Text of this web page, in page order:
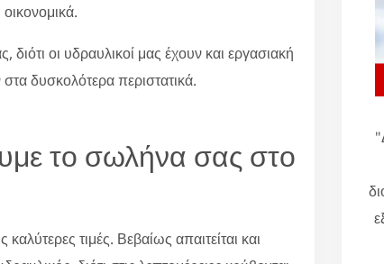
οι υδραυλικοί μας έχουν και εργασιακή
δυσκολότερα περιστατικά.
το σωλήνα σας στο
καλύτερες τιμές. Βεβαίως απαιτείται και